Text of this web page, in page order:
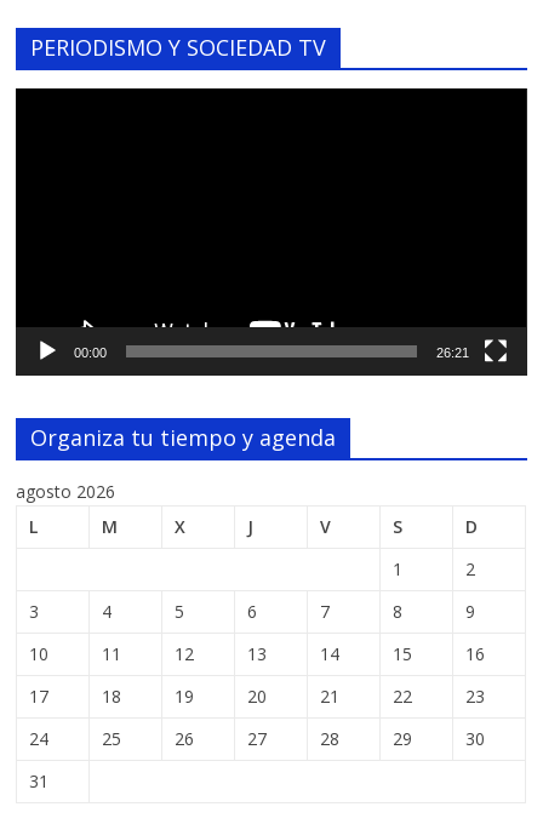
PERIODISMO Y SOCIEDAD TV
00:00 26:21
Organiza tu tiempo y agenda
agosto 2026
L
M X J V S
D
1
2
3
4 5 6 7 8
9
10
11 12 13 14 15
16
17
18 19 20 21 22
23
24
25 26 27 28 29
30
31